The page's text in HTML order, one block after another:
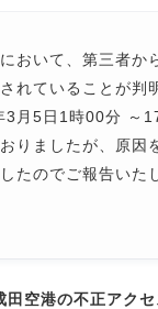
おいて、第三者か
れていることが判
3月5日1時00分 ～
りましたが、原因
たのでご報告いた
空港の不正アクセ